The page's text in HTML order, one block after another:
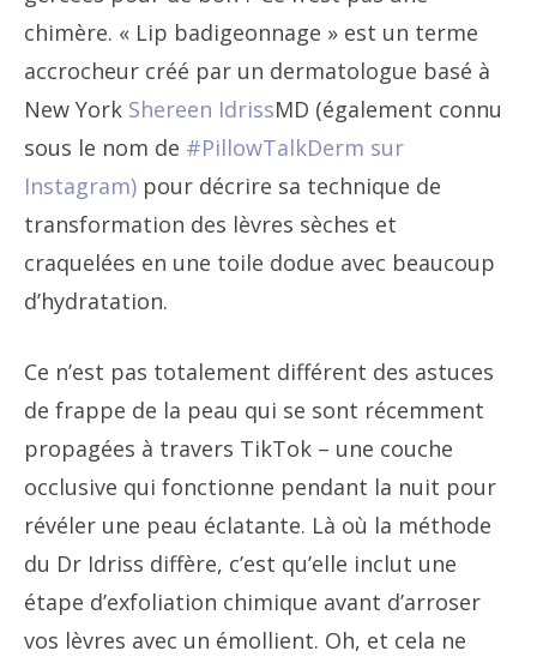
chimère. « Lip badigeonnage » est un terme
accrocheur créé par un dermatologue basé à
New York Shereen IdrissMD (également connu
sous le nom de #PillowTalkDerm sur
Instagram) pour décrire sa technique de
transformation des lèvres sèches et
craquelées en une toile dodue avec beaucoup
d’hydratation.
Ce n’est pas totalement différent des astuces
de frappe de la peau qui se sont récemment
propagées à travers TikTok – une couche
occlusive qui fonctionne pendant la nuit pour
révéler une peau éclatante. Là où la méthode
du Dr Idriss diffère, c’est qu’elle inclut une
étape d’exfoliation chimique avant d’arroser
vos lèvres avec un émollient. Oh, et cela ne